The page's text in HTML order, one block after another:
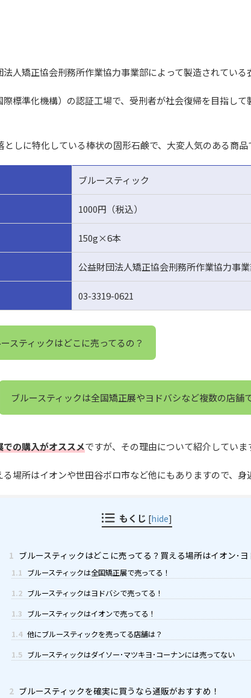
人矯正協会刑務所作業協力事業部によって製造されている
標準化機構）の認証工場で、受刑者が社会復帰を目指し
しに特化している棒状の固形石鹸で、大変人気のある商品
ブルースティック
1000円（税込）
150g×6本
公益財団法人矯正協会刑務所作業協力事
03-3319-0621
スティックはどこに売ってるの？
ブルースティックは全国矯正展やヨドバシなど複数の店舗
での購入がオススメですが、その理由について紹介していま
場所はイオンや世田谷ボロ市など他にもありますので、身
もくじ [hide]
1 ブルースティックはどこに売ってる？買える場所はイオン･ヨ
1.1 ブルースティックは全国矯正展で売ってる！
1.2 ブルースティックはヨドバシで売ってる！
1.3 ブルースティックはイオンで売ってる！
1.4 他にブルースティックを売ってる店舗は？
1.5 ブルースティックはダイソー･マツキヨ･コーナンには売ってない
2 ブルースティックを確実に買うなら通販がおすすめ！